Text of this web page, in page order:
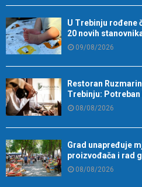
U Trebinju rođene
20 novih
09/08/2026
Restoran
Trebinju:
08/08/2026
Grad unapređuje
proizvođača i rad
08/08/2026